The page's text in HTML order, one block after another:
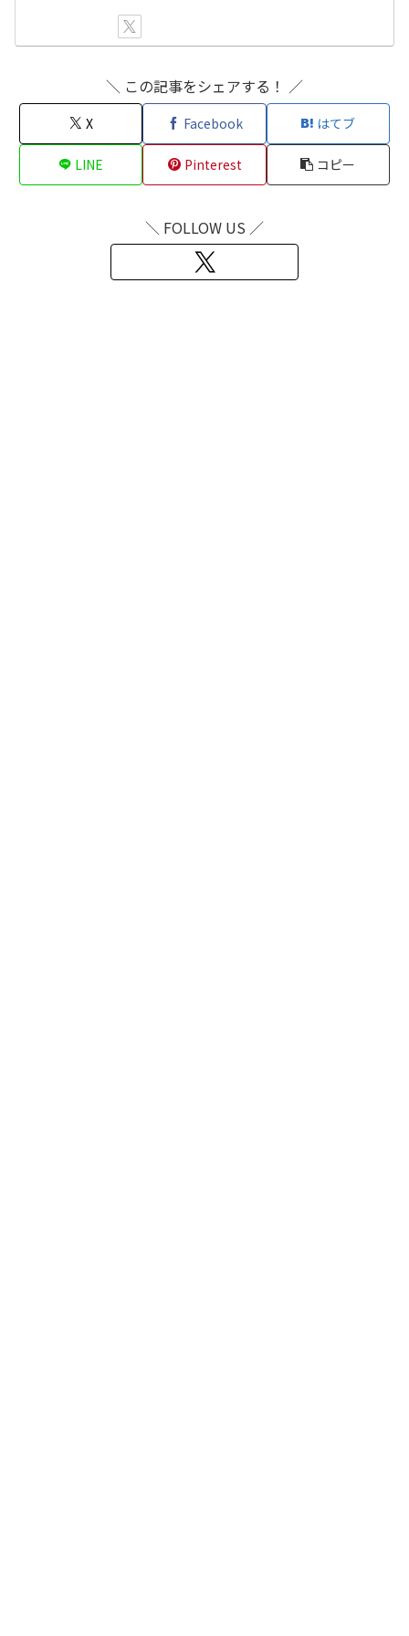
＼ この記事をシェアする！ ／
X Facebook はてブ
LINE Pinterest コピー
＼ FOLLOW US ／